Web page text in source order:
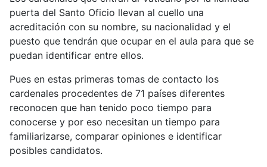
puerta del Santo Oficio llevan al cuello una
acreditación con su nombre, su nacionalidad y el
puesto que tendrán que ocupar en el aula para que se
puedan identificar entre ellos.
Pues en estas primeras tomas de contacto los
cardenales procedentes de 71 países diferentes
reconocen que han tenido poco tiempo para
conocerse y por eso necesitan un tiempo para
familiarizarse, comparar opiniones e identificar
posibles candidatos.